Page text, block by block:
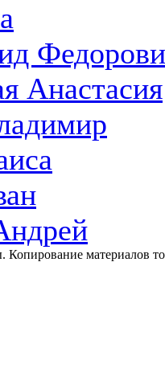
Анастасия
материалов